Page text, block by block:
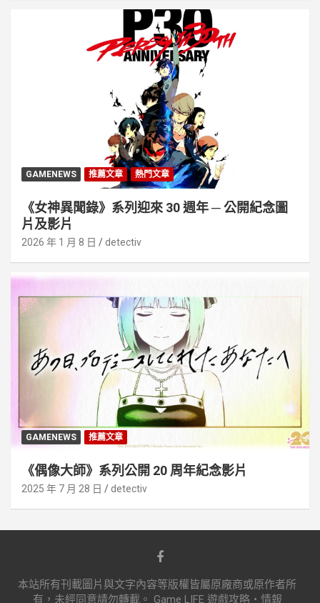
GAMENEWS 推薦文章 熱門文章
《女神異聞錄》系列迎來 30 週年 ─ 公開紀念圖
片及影片
2026 年 1 月 8 日 detectiv
GAMENEWS 推薦文章
《偶像大師》系列公開 20 周年紀念影片
2025 年 7 月 28 日 detectiv
本站所有刊載圖片與文字內容等版權皆屬原廠商或原作者所
有，未經同意請勿轉載。 Game LIFE 遊戲攻略‧情報